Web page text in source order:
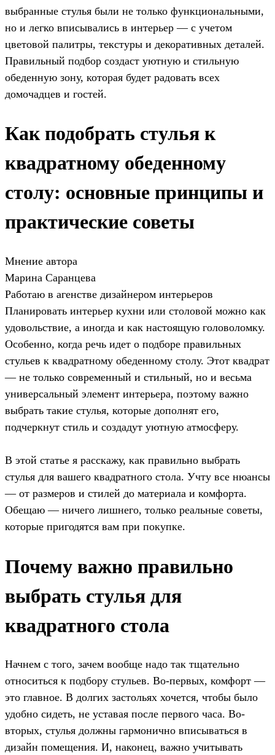
выбранные стулья были не только функциональными,
но и легко вписывались в интерьер — с учетом
цветовой палитры, текстуры и декоративных деталей.
Правильный подбор создаст уютную и стильную
обеденную зону, которая будет радовать всех
домочадцев и гостей.
Как подобрать стулья к
квадратному обеденному
столу: основные принципы и
практические советы
Мнение автора
Марина Саранцева
Работаю в агенстве дизайнером интерьеров
Планировать интерьер кухни или столовой можно как
удовольствие, а иногда и как настоящую головоломку.
Особенно, когда речь идет о подборе правильных
стульев к квадратному обеденному столу. Этот квадрат
— не только современный и стильный, но и весьма
универсальный элемент интерьера, поэтому важно
выбрать такие стулья, которые дополнят его,
подчеркнут стиль и создадут уютную атмосферу.
В этой статье я расскажу, как правильно выбрать
стулья для вашего квадратного стола. Учту все нюансы
— от размеров и стилей до материала и комфорта.
Обещаю — ничего лишнего, только реальные советы,
которые пригодятся вам при покупке.
Почему важно правильно
выбрать стулья для
квадратного стола
Начнем с того, зачем вообще надо так тщательно
относиться к подбору стульев. Во-первых, комфорт —
это главное. В долгих застольях хочется, чтобы было
удобно сидеть, не уставая после первого часа. Во-
вторых, стулья должны гармонично вписываться в
дизайн помещения. И, наконец, важно учитывать